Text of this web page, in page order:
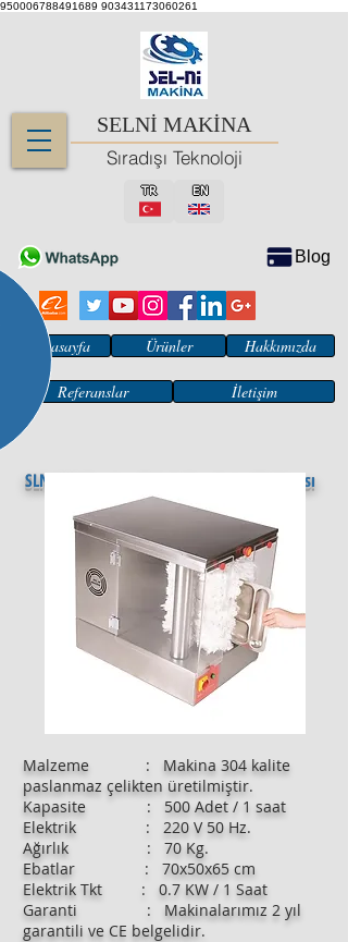
950006788491689 903431173060261
SELNİ MAKİNA
Sıradışı Teknoloji
TR EN
Blog
Anasayfa Ürünler Hakkımızda
Referanslar İletişim
SLN/500 Tepsi ve Tabak Kurulama Makinası
Malzeme : Makina 304 kalite
paslanmaz çelikten üretilmiştir.
Kapasite : 500 Adet / 1 saat
Elektrik : 220 V 50 Hz.
Ağırlık : 70 Kg.
Ebatlar : 70x50x65 cm
Elektrik Tkt : 0.7 KW / 1 Saat
Garanti : Makinalarımız 2 yıl
garantili ve CE belgelidir.